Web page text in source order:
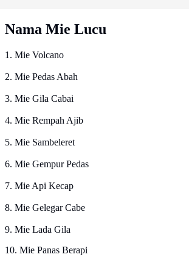
Nama Mie Lucu
1. Mie Volcano
2. Mie Pedas Abah
3. Mie Gila Cabai
4. Mie Rempah Ajib
5. Mie Sambeleret
6. Mie Gempur Pedas
7. Mie Api Kecap
8. Mie Gelegar Cabe
9. Mie Lada Gila
10. Mie Panas Berapi